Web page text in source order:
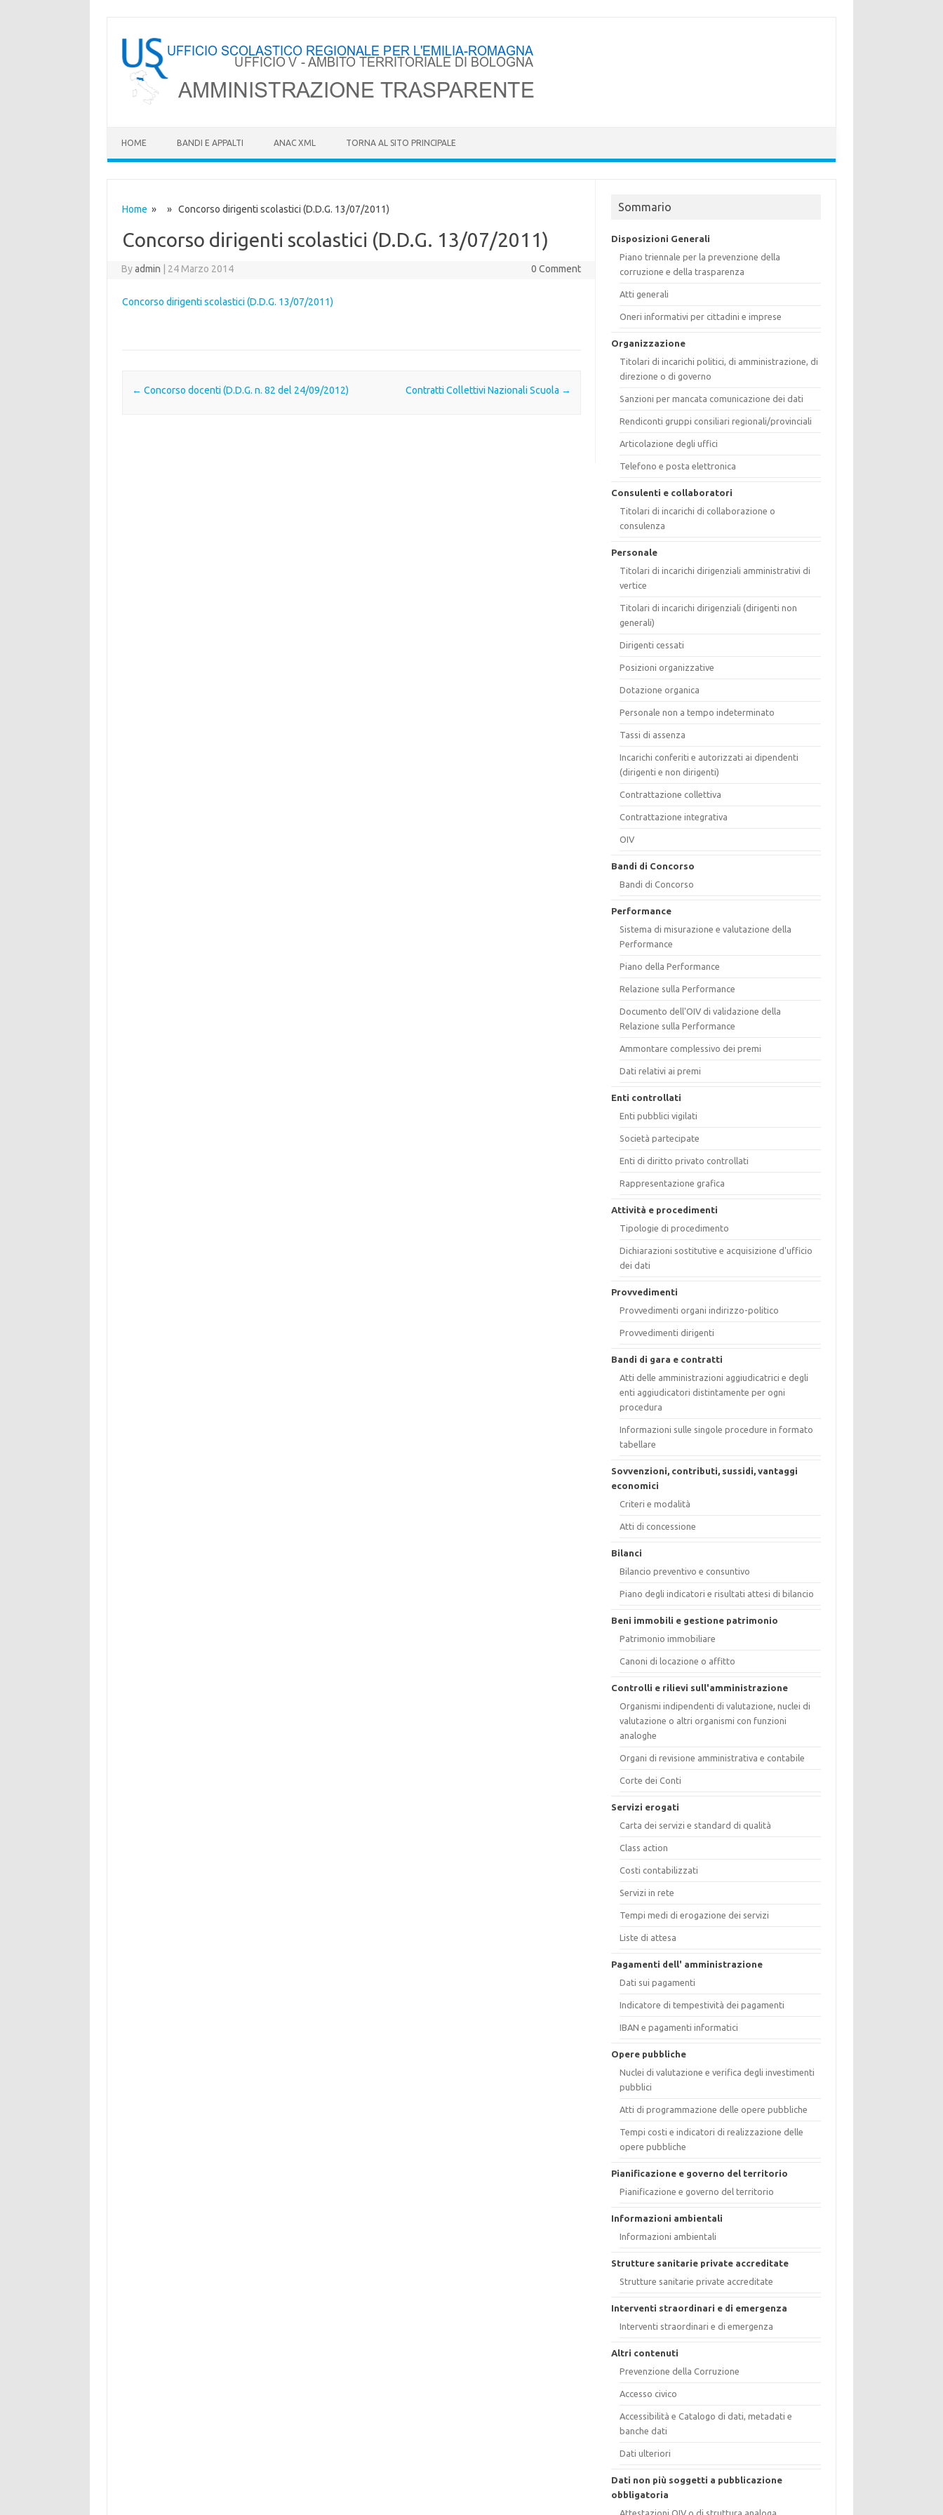
HOME BANDI E APPALTI ANAC XML TORNA AL SITO PRINCIPALE
Home » » Concorso dirigenti scolastici (D.D.G. 13/07/2011)
Concorso dirigenti scolastici (D.D.G. 13/07/2011)
Byadmin 24 Marzo 2014 0 Comment
Concorso dirigenti scolastici (D.D.G. 13/07/2011)
Post navigation
← Concorso docenti (D.D.G. n. 82 del 24/09/2012) Contratti Collettivi Nazionali Scuola →
Sommario
Disposizioni Generali
Piano triennale per la prevenzione della
corruzione e della trasparenza
Atti generali
Oneri informativi per cittadini e imprese
Organizzazione
Titolari di incarichi politici, di amministrazione, di
direzione o di governo
Sanzioni per mancata comunicazione dei dati
Rendiconti gruppi consiliari regionali/provinciali
Articolazione degli uffici
Telefono e posta elettronica
Consulenti e collaboratori
Titolari di incarichi di collaborazione o
consulenza
Personale
Titolari di incarichi dirigenziali amministrativi di
vertice
Titolari di incarichi dirigenziali (dirigenti non
generali)
Dirigenti cessati
Posizioni organizzative
Dotazione organica
Personale non a tempo indeterminato
Tassi di assenza
Incarichi conferiti e autorizzati ai dipendenti
(dirigenti e non dirigenti)
Contrattazione collettiva
Contrattazione integrativa
OIV
Bandi di Concorso
Bandi di Concorso
Performance
Sistema di misurazione e valutazione della
Performance
Piano della Performance
Relazione sulla Performance
Documento dell'OIV di validazione della
Relazione sulla Performance
Ammontare complessivo dei premi
Dati relativi ai premi
Enti controllati
Enti pubblici vigilati
Società partecipate
Enti di diritto privato controllati
Rappresentazione grafica
Attività e procedimenti
Tipologie di procedimento
Dichiarazioni sostitutive e acquisizione d'ufficio
dei dati
Provvedimenti
Provvedimenti organi indirizzo-politico
Provvedimenti dirigenti
Bandi di gara e contratti
Atti delle amministrazioni aggiudicatrici e degli
enti aggiudicatori distintamente per ogni
procedura
Informazioni sulle singole procedure in formato
tabellare
Sovvenzioni, contributi, sussidi, vantaggi
economici
Criteri e modalità
Atti di concessione
Bilanci
Bilancio preventivo e consuntivo
Piano degli indicatori e risultati attesi di bilancio
Beni immobili e gestione patrimonio
Patrimonio immobiliare
Canoni di locazione o affitto
Controlli e rilievi sull'amministrazione
Organismi indipendenti di valutazione, nuclei di
valutazione o altri organismi con funzioni
analoghe
Organi di revisione amministrativa e contabile
Corte dei Conti
Servizi erogati
Carta dei servizi e standard di qualità
Class action
Costi contabilizzati
Servizi in rete
Tempi medi di erogazione dei servizi
Liste di attesa
Pagamenti dell' amministrazione
Dati sui pagamenti
Indicatore di tempestività dei pagamenti
IBAN e pagamenti informatici
Opere pubbliche
Nuclei di valutazione e verifica degli investimenti
pubblici
Atti di programmazione delle opere pubbliche
Tempi costi e indicatori di realizzazione delle
opere pubbliche
Pianificazione e governo del territorio
Pianificazione e governo del territorio
Informazioni ambientali
Informazioni ambientali
Strutture sanitarie private accreditate
Strutture sanitarie private accreditate
Interventi straordinari e di emergenza
Interventi straordinari e di emergenza
Altri contenuti
Prevenzione della Corruzione
Accesso civico
Accessibilità e Catalogo di dati, metadati e
banche dati
Dati ulteriori
Dati non più soggetti a pubblicazione
obbligatoria
Attestazioni OIV o di struttura analoga